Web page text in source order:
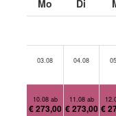
Mo Di
03.08 04.08
10.08 ab
€ 273,00
11.08 ab
€ 273,00 €